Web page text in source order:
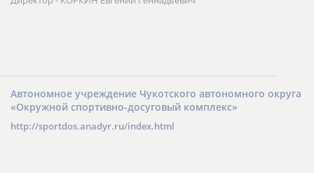
Автономное учреждение Чукотского автономного округа
«Окружной спортивно-досуговый комплекс»
http://sportdos.anadyr.ru/index.html